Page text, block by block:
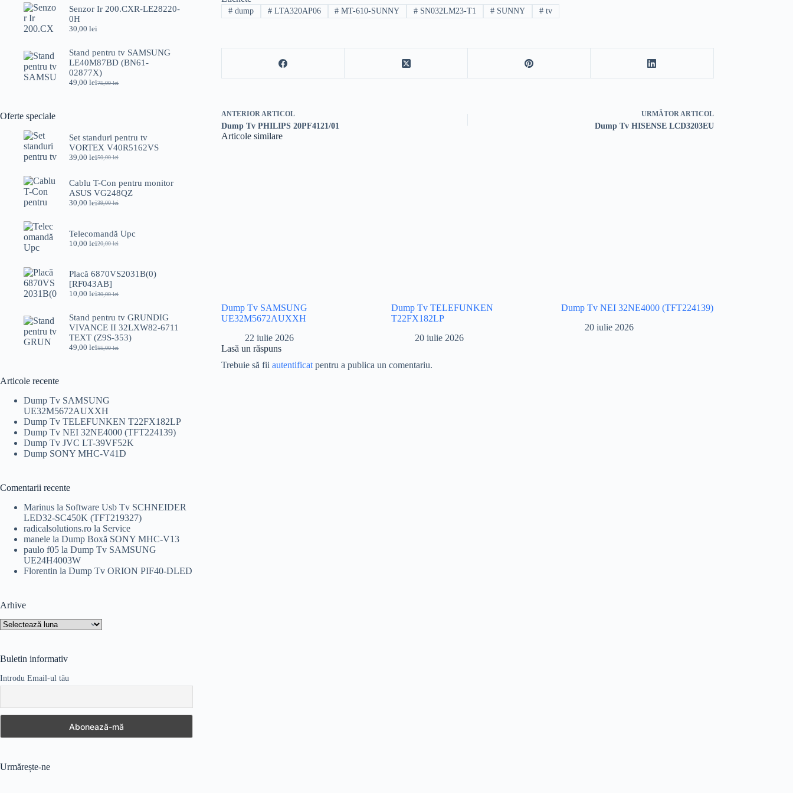
#dump #LTA320AP06 # MT-610-SUNNY # SN032LM23-T1 #SUNNY #tv
ANTERIORARTICOL
Dump Tv PHILIPS 20PF4121/01
URMĂTORARTICOL
Dump Tv HISENSE LCD3203EU
Articole similare
Dump Tv SAMSUNG
UE32M5672AUXXH
22 iulie 2026
Dump Tv TELEFUNKEN
T22FX182LP
20 iulie 2026
Dump Tv NEI 32NE4000 (TFT224139)
20 iulie 2026
Lasă un răspuns
Trebuie să fii autentificatpentru a publica un comentariu.
a
75,00 lei.
este:
Senzor Ir 200.CXR-LE28220-
0H
30,00lei
Stand pentru tv SAMSUNG
LE40M87BD (BN61-
02877X)
75,00lei
Prețul
49,00leiPrețul
Oferte speciale
Set standuri pentru tv
VORTEX V40R5162VS
50,00lei
Prețul
a
fost:
50,00 lei.
39,00leiPrețul
este:
39,00 lei.
Cablu T-Con pentru monitor
ASUS VG248QZ
39,00lei
Prețul
fost:
39,00 lei.
30,00leiPrețul
30,00 lei.
Telecomandă Upc
20,00lei
Prețul
fost:
20,00 lei.
10,00leiPrețul
10,00 lei.
Placă 6870VS2031B(0)
[RF043AB]
30,00lei
Prețul
a
fost:
30,00 lei.
10,00leiPrețul
este:
10,00 lei.
Stand pentru tv GRUNDIG
VIVANCE II 32LXW82-6711
TEXT (Z9S-353)
55,00lei
Prețul
49,00leiPrețul
Articole recente
Dump Tv SAMSUNG
UE32M5672AUXXH
Dump Tv TELEFUNKEN T22FX182LP
Dump Tv NEI 32NE4000 (TFT224139)
Dump Tv JVC LT-39VF52K
Dump SONY MHC-V41D
Comentarii recente
Marinus la Software Usb Tv SCHNEIDER
LED32-SC450K (TFT219327)
radicalsolutions.ro la Service
manele la Dump Boxă SONY MHC-V13
paulo f05 la Dump Tv SAMSUNG
UE24H4003W
Florentin la Dump Tv ORION PIF40-DLED
Arhive
Arhive
Buletin informativ
Introdu Email-ul tău
Urmărește-ne